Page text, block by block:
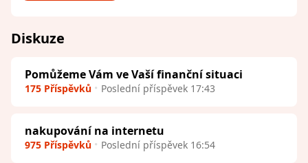
Diskuze
Pomůžeme Vám ve Vaší finanční situaci
175 Příspěvků Poslední příspěvek 17:43
nakupování na internetu
975 Příspěvků Poslední příspěvek 16:54